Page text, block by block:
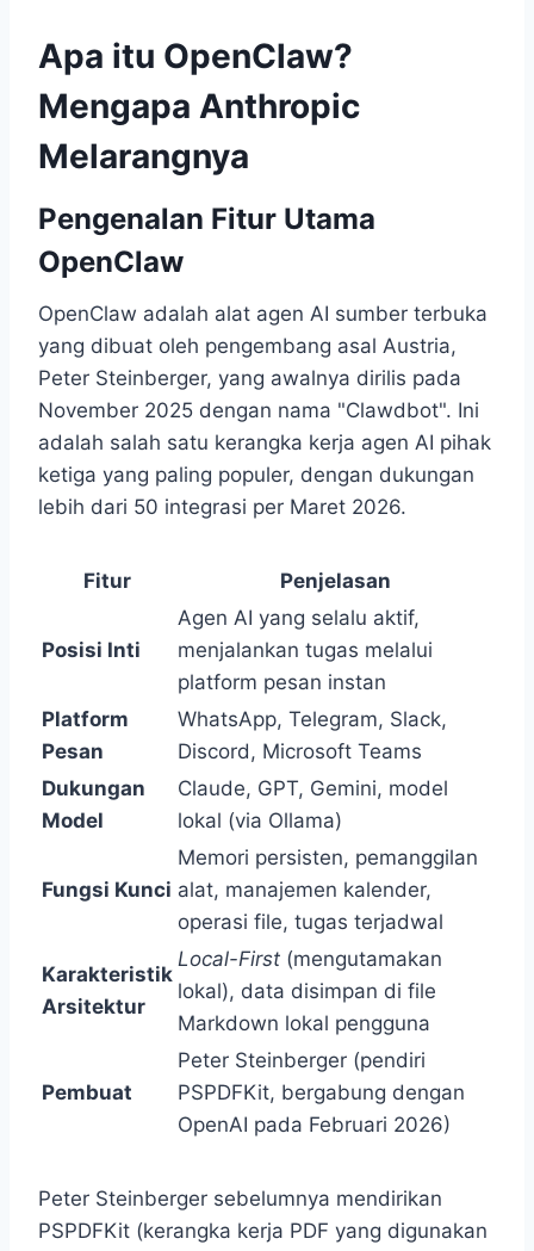
Apa itu OpenClaw?
Mengapa Anthropic
Melarangnya
Pengenalan Fitur Utama
OpenClaw
OpenClaw adalah alat agen AI sumber terbuka
yang dibuat oleh pengembang asal Austria,
Peter Steinberger, yang awalnya dirilis pada
November 2025 dengan nama "Clawdbot". Ini
adalah salah satu kerangka kerja agen AI pihak
ketiga yang paling populer, dengan dukungan
lebih dari 50 integrasi per Maret 2026.
Fitur Penjelasan
Posisi Inti
Agen AI yang selalu aktif,
menjalankan tugas melalui
platform pesan instan
Platform
Pesan
WhatsApp, Telegram, Slack,
Discord, Microsoft Teams
Dukungan
Model
Claude, GPT, Gemini, model
lokal (via Ollama)
Fungsi Kunci
Memori persisten, pemanggilan
alat, manajemen kalender,
operasi file, tugas terjadwal
Karakteristik
Arsitektur
Local-First (mengutamakan
lokal), data disimpan di file
Markdown lokal pengguna
Pembuat
Peter Steinberger (pendiri
PSPDFKit, bergabung dengan
OpenAI pada Februari 2026)
Peter Steinberger sebelumnya mendirikan
PSPDFKit (kerangka kerja PDF yang digunakan